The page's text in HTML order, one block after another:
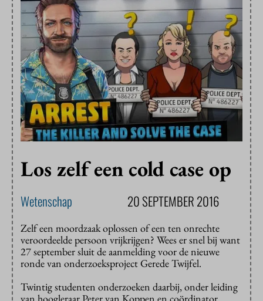
Los zelf een cold case op
Wetenschap 20 SEPTEMBER 2016
Zelf een moordzaak oplossen of een ten onrechte
veroordeelde persoon vrijkrijgen? Wees er snel bij want
27 september sluitde aanmeldingvoor de nieuwe
ronde van onderzoeksprojectGerede Twijfel.
Twintig studenten onderzoeken daarbij, onder leiding